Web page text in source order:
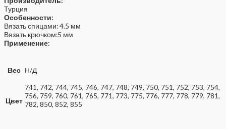
Турция
Особенности:
Вязать спицами: 4.5 мм⠀
Вязать крючком:5 мм⠀
Применение:
Вес Н/Д
Цвет
741, 742, 744, 745, 746, 747, 748, 749, 750, 751, 752, 753, 754,
756, 759, 760, 761, 765, 771, 773, 775, 776, 777, 778, 779, 781,
782, 850, 852, 855